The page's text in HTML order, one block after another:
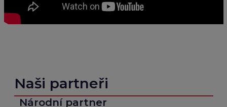
Naši partneři
Národní partner